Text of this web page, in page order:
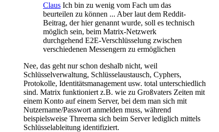
Claus Ich bin zu wenig vom Fach um das
beurteilen zu können ... Aber laut dem Reddit-
Beitrag, der hier genannt wurde, soll es technisch
möglich sein, beim Matrix-Netzwerk
durchgehend E2E-Verschlüsselung zwischen
verschiedenen Messengern zu ermöglichen
Nee, das geht nur schon deshalb nicht, weil
Schlüsselverwaltung, Schlüsselaustausch, Cyphers,
Protokolle, Identitätsmanagement usw. total unterschiedlich
sind. Matrix funktioniert z.B. wie zu Großvaters Zeiten mit
einem Konto auf einem Server, bei dem man sich mit
Nutzername/Passwort anmelden muss, während
beispielsweise Threema sich beim Server lediglich mittels
Schlüsselableitung identifiziert.